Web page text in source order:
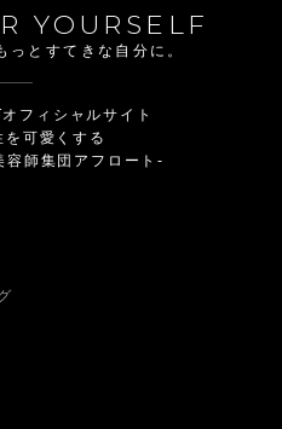
YOURSELF
っとすてきな自分に。
フィシャルサイト
可愛くする
容師集団アフロート-